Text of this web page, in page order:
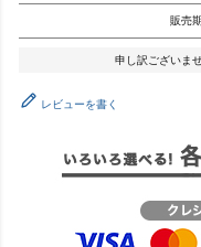
販売
申し訳ございま
レビューを書く